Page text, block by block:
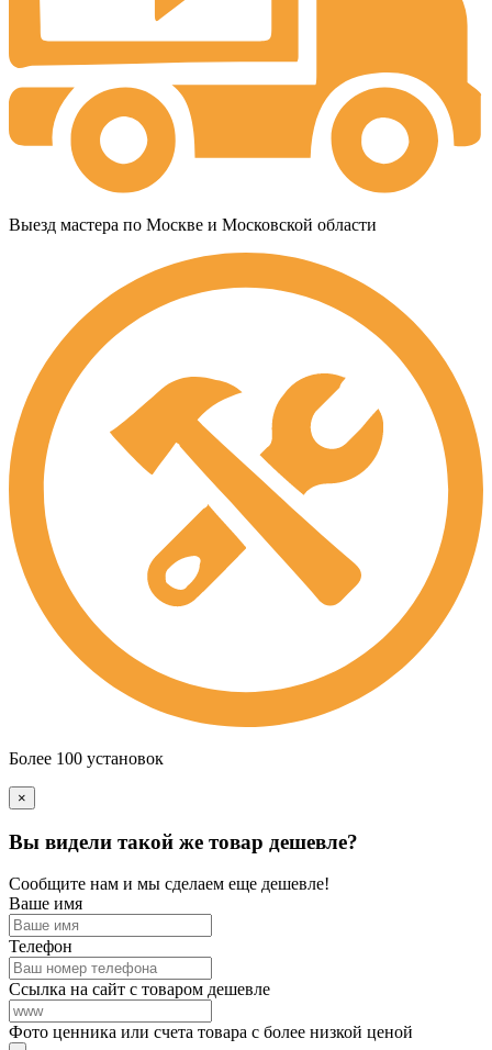
Выезд мастера по Москве и Московской области
Более 100 установок
×
Вы видели такой же товар дешевле?
Сообщите нам и мы сделаем еще дешевле!
Ваше имя
Телефон
Ссылка на сайт с товаром дешевле
Фото ценника или счета товара с более низкой ценой